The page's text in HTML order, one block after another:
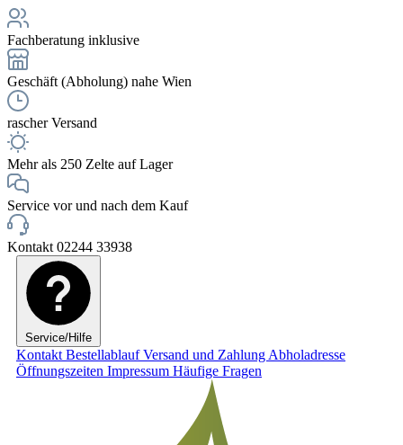
Fachberatung inklusive
Geschäft (Abholung) nahe Wien
rascher Versand
Mehr als 250 Zelte auf Lager
Service vor und nach dem Kauf
Kontakt 02244 33938
Service/Hilfe
Kontakt BestellablaufVersand und Zahlung Abholadresse
Öffnungszeiten Impressum Häufige Fragen